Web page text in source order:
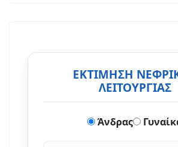
ΕΚΤΙΜΗΣΗ
ΛΕΙΤΟΥΡΓΙΑΣ
Άνδρας